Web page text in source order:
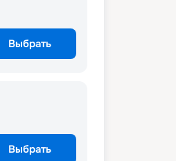
Выбрать
Выбрать